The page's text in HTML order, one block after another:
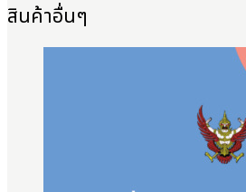
สินค้าอื่นๆ